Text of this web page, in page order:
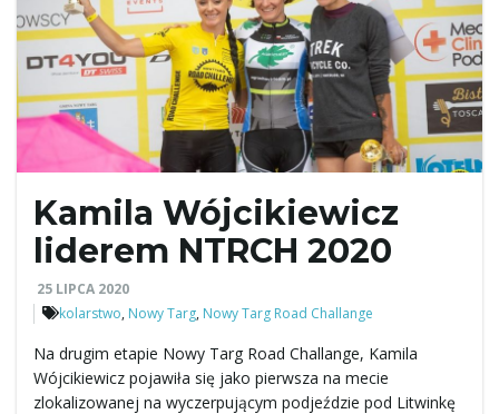
Kamila Wójcikiewicz
liderem NTRCH 2020
25 LIPCA 2020
kolarstwo, Nowy Targ, Nowy Targ Road Challange
Na drugim etapie Nowy Targ Road Challange, Kamila
Wójcikiewicz pojawiła się jako pierwsza na mecie
zlokalizowanej na wyczerpującym podjeździe pod Litwinkę